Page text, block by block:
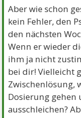
Aber wie schon
kein Fehler, den
den nächsten
Wenn er wieder
ihm ja nicht
bei dir! Vielleicht
Zwischenlösung,
Dosierung gehen
ausschleichen?